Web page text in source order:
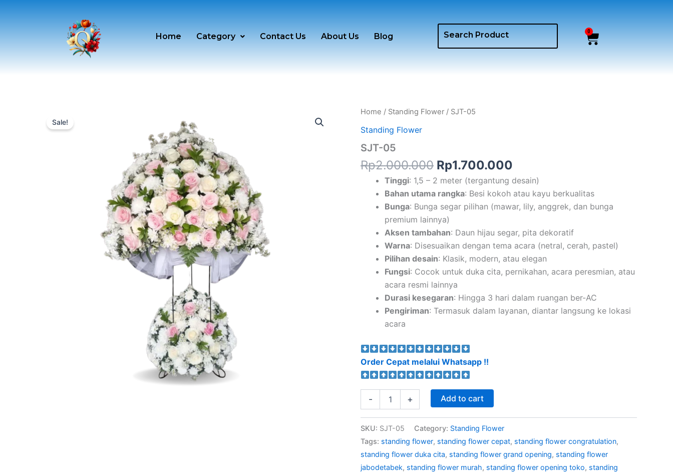
Home Category Contact Us About Us Blog
0 Cart
Sale!
Home / Standing Flower / SJT-05
Standing Flower
SJT-05
Rp2.000.000
Original
Rp1.700.000
Tinggi: 1,5 – 2 meter (tergantung desain)
Bahan utama rangka: Besi kokoh atau kayu berkualitas
Bunga: Bunga segar pilihan (mawar, lily, anggrek, dan bunga
premium lainnya)
Aksen tambahan: Daun hijau segar, pita dekoratif
Warna: Disesuaikan dengan tema acara (netral, cerah, pastel)
Pilihan desain: Klasik, modern, atau elegan
Fungsi: Cocok untuk duka cita, pernikahan, acara peresmian, atau
acara resmi lainnya
Durasi kesegaran: Hingga 3 hari dalam ruangan ber-AC
Pengiriman: Termasuk dalam layanan, diantar langsung ke lokasi
acara
Order Cepat melalui Whatsapp !!
-
SJT-
quantity
+ Add to cart
SKU: SJT-05 Category: Standing Flower
Tags: standing flower, standing flower cepat, standing flower congratulation,
standing flower duka cita, standing flower grand opening, standing flower
jabodetabek, standing flower murah, standing flower opening toko, standing